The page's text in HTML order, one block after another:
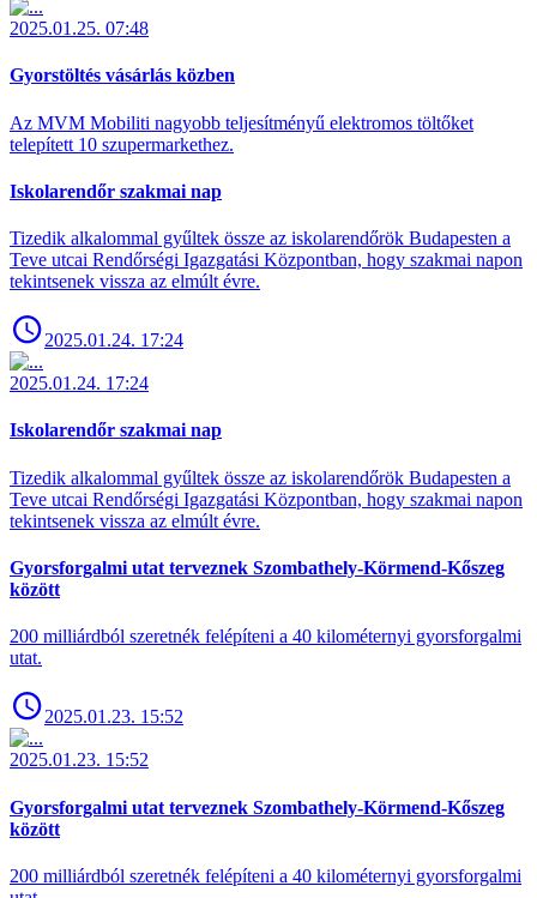
2025.01.25. 07:48
Gyorstöltés vásárlás közben
Az MVM Mobiliti nagyobb teljesítményű elektromos töltőket
telepített 10 szupermarkethez.
Iskolarendőr szakmai nap
Tizedik alkalommal gyűltek össze az iskolarendőrök Budapesten a
Teve utcai Rendőrségi Igazgatási Központban, hogy szakmai napon
tekintsenek vissza az elmúlt évre.
2025.01.24. 17:24
2025.01.24. 17:24
Iskolarendőr szakmai nap
Tizedik alkalommal gyűltek össze az iskolarendőrök Budapesten a
Teve utcai Rendőrségi Igazgatási Központban, hogy szakmai napon
tekintsenek vissza az elmúlt évre.
Gyorsforgalmi utat terveznek Szombathely-Körmend-Kőszeg
között
200 milliárdból szeretnék felépíteni a 40 kilométernyi gyorsforgalmi
utat.
2025.01.23. 15:52
2025.01.23. 15:52
Gyorsforgalmi utat terveznek Szombathely-Körmend-Kőszeg
között
200 milliárdból szeretnék felépíteni a 40 kilométernyi gyorsforgalmi